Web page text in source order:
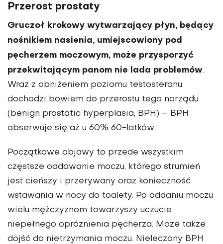
Przerost prostaty
Gruczoł krokowy wytwarzający płyn, będący
nośnikiem nasienia, umiejsco­wiony pod
pęcherzem moczowym, może przysporzyć
przekwitającym panom nie lada proble­mów.
Wraz z ob­niżeniem poziomu testosteronu
dochodzi bowiem do przerostu tego narządu
(benign prostatic hy­perplasia, BPH) – BPH
obserwuje się aż u 60% 60-latków.
Początkowe objawy to przede wszystkim
częstsze oddawanie moczu, którego strumień
jest cieńszy i przerywany oraz konieczność
wstawa­nia w nocy do toalety. Po oddaniu moczu
wielu mężczyznom towarzyszy uczucie
niepełnego opróżnienia pęcherza. Może także
dojść do nietrzymania moczu. Nieleczony BPH